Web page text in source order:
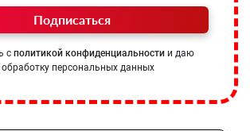
Подписаться
с политикой конфиденциальности и даю
обработку персональных данных